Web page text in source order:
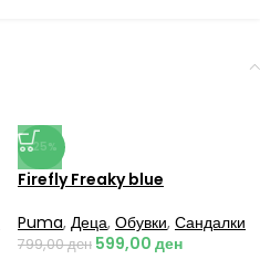
-25%
Firefly Freaky blue
Puma, Деца, Обувки, Сандалки
799,00ден 599,00 ден